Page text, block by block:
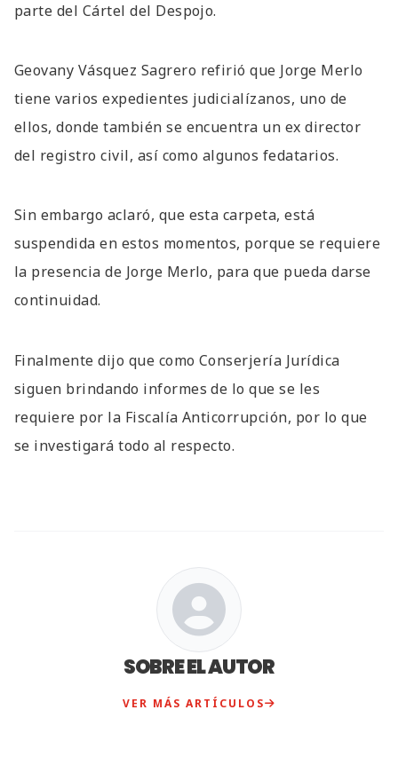
parte del Cártel del Despojo.
Geovany Vásquez Sagrero refirió que Jorge Merlo
tiene varios expedientes judicialízanos, uno de
ellos, donde también se encuentra un ex director
del registro civil, así como algunos fedatarios.
Sin embargo aclaró, que esta carpeta, está
suspendida en estos momentos, porque se requiere
la presencia de Jorge Merlo, para que pueda darse
continuidad.
Finalmente dijo que como Conserjería Jurídica
siguen brindando informes de lo que se les
requiere por la Fiscalía Anticorrupción, por lo que
se investigará todo al respecto.
SOBRE EL AUTOR
VER MÁS ARTÍCULOS